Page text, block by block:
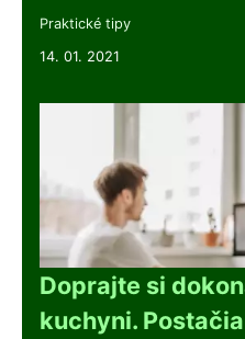
Praktické tipy
14. 01. 2021
Doprajte si
kuchyni.